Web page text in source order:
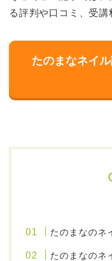
る評判や口コミ、受講
たのまなネイ
たのまなのネ
たのまなのネ